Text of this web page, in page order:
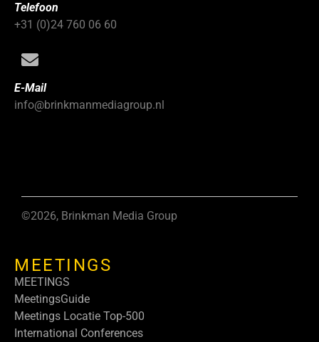
Telefoon
+31 (0)24 760 06 60
E-Mail
info@brinkmanmediagroup.nl
©2026, Brinkman Media Group
MEETINGS
MEETINGS
MeetingsGuide
Meetings Locatie Top-500
International Conferences